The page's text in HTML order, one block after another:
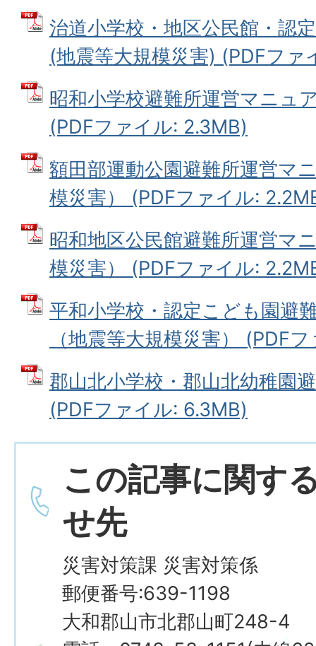
治道小学校・地区公民館・認
(地震等大規模災害) (PDFファ
昭和小学校避難所運営マニュ
(PDFファイル: 2.3MB)
額田部運動公園避難所運営マ
模災害） (PDFファイル:
昭和地区公民館避難所運営マ
模災害） (PDFファイル:
平和小学校・認定こども園避
（地震等大規模災害） (PDF
郡山北小学校・郡山北幼稚園
(PDFファイル: 6.3MB)
この記事に関す
せ先
災害対策課 災害対策係
郵便番号:639-1198
大和郡山市北郡山町248-4